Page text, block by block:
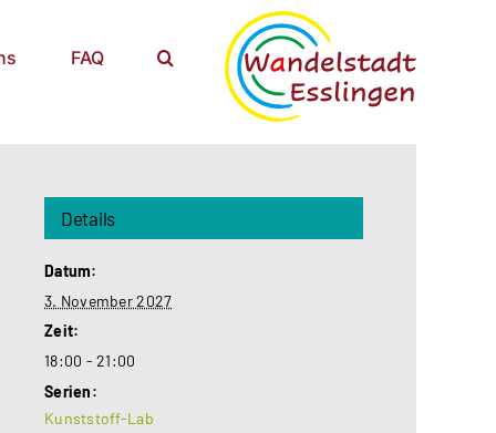
FAQ
Details
Datum:
3. November 2027
Zeit:
18:00 - 21:00
Serien:
Kunststoff-Lab